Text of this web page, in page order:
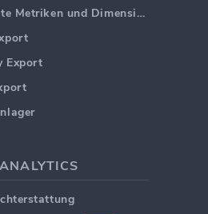
Benutzerdefinierte Metriken und Dimensionen
Export